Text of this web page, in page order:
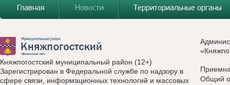
Главная
Новости Территориальные органы
Княжпогостский муниципальный район (12+)
Зарегистрирован в Федеральной службе по надзору в
сфере связи, информационных технологий и массовых
Общий